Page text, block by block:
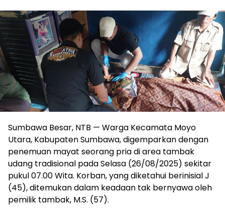
Sumbawa Besar, NTB — Warga Kecamata Moyo
Utara, Kabupaten Sumbawa, digemparkan dengan
penemuan mayat seorang pria di area tambak
udang tradisional pada Selasa (26/08/2025) sekitar
pukul 07.00 Wita. Korban, yang diketahui berinisial J
(45), ditemukan dalam keadaan tak bernyawa oleh
pemilik tambak, M.S. (57).